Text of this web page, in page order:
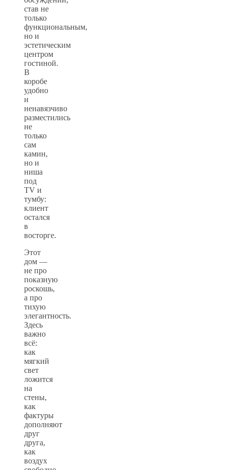
став не
только
функциональным,
но и
эстетическим
центром
гостиной.
В
коробе
удобно
и
ненавязчиво
разместились
не
только
сам
камин,
но и
ниша
под
TV и
тумбу:
клиент
остался
в
восторге.
Этот
дом —
не про
показную
роскошь,
а про
тихую
элегантность.
Здесь
важно
всё:
как
мягкий
свет
ложится
на
стены,
как
фактуры
дополняют
друг
друга,
как
воздух